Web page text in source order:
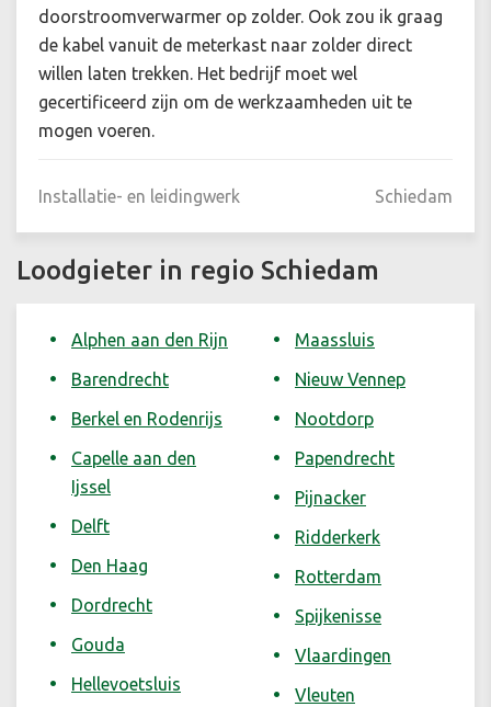
doorstroomverwarmer op zolder. Ook zou ik graag
de kabel vanuit de meterkast naar zolder direct
willen laten trekken. Het bedrijf moet wel
gecertificeerd zijn om de werkzaamheden uit te
mogen voeren.
Installatie- en leidingwerk Schiedam
Loodgieter in regio Schiedam
Alphen aan den Rijn
Barendrecht
Berkel en Rodenrijs
Capelle aan den
Ijssel
Delft
Den Haag
Dordrecht
Gouda
Hellevoetsluis
Maassluis
Nieuw Vennep
Nootdorp
Papendrecht
Pijnacker
Ridderkerk
Rotterdam
Spijkenisse
Vlaardingen
Vleuten